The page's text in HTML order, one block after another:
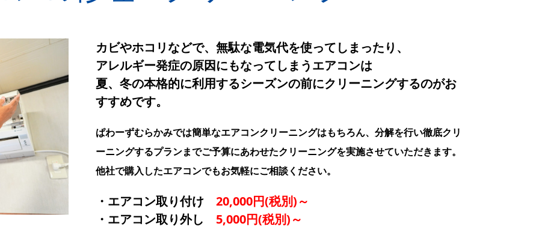
カビやホコリなどで、無駄な電気代を使ってしまったり、
アレルギー発症の原因にもなってしまうエアコンは
夏、冬の本格的に利用するシーズンの前にクリーニングするのがお
すすめです。
ぱわーずむらかみでは簡単なエアコンクリーニングはもちろん、分解を行い徹底クリ
ーニングするプランまでご予算にあわせたクリーニングを実施させていただきます。
他社で購入したエアコンでもお気軽にご相談ください。
・エアコン取り付け 20,000円(税別)～
・エアコン取り外し 5,000円(税別)～